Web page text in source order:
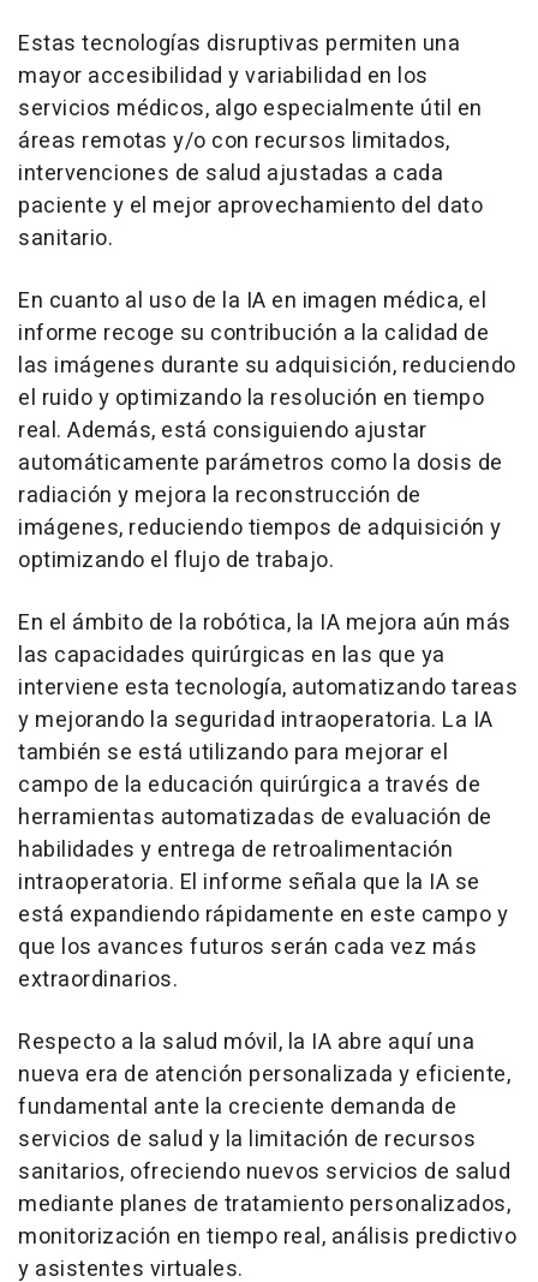
Estas tecnologías disruptivas permiten una
mayor accesibilidad y variabilidad en los
servicios médicos, algo especialmente útil en
áreas remotas y/o con recursos limitados,
intervenciones de salud ajustadas a cada
paciente y el mejor aprovechamiento del dato
sanitario.
En cuanto al uso de la IA en imagen médica, el
informe recoge su contribución a la calidad de
las imágenes durante su adquisición, reduciendo
el ruido y optimizando la resolución en tiempo
real. Además, está consiguiendo ajustar
automáticamente parámetros como la dosis de
radiación y mejora la reconstrucción de
imágenes, reduciendo tiempos de adquisición y
optimizando el flujo de trabajo.
En el ámbito de la robótica, la IA mejora aún más
las capacidades quirúrgicas en las que ya
interviene esta tecnología, automatizando tareas
y mejorando la seguridad intraoperatoria. La IA
también se está utilizando para mejorar el
campo de la educación quirúrgica a través de
herramientas automatizadas de evaluación de
habilidades y entrega de retroalimentación
intraoperatoria. El informe señala que la IA se
está expandiendo rápidamente en este campo y
que los avances futuros serán cada vez más
extraordinarios.
Respecto a la salud móvil, la IA abre aquí una
nueva era de atención personalizada y eficiente,
fundamental ante la creciente demanda de
servicios de salud y la limitación de recursos
sanitarios, ofreciendo nuevos servicios de salud
mediante planes de tratamiento personalizados,
monitorización en tiempo real, análisis predictivo
y asistentes virtuales.